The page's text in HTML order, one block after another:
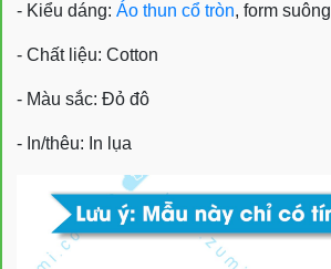
- Kiểu dáng: Áo thun cổ tròn, form suông
- Chất liệu: Cotton
- Màu sắc: Đỏ đô
- In/thêu: In lụa